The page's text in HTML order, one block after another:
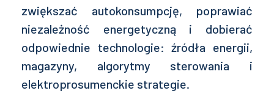
zwiększać autokonsumpcję, poprawiać
niezależność energetyczną i dobierać
odpowiednie technologie: źródła energii,
magazyny, algorytmy sterowania i
elektroprosumenckie strategie.